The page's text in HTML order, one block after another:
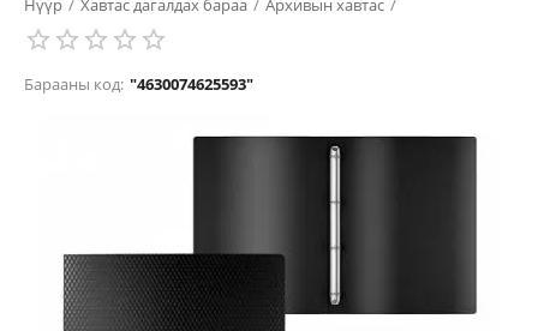
Нүүр / Хавтас дагалдах бараа / Архивын хавтас /
Барааны код: "4630074625593"